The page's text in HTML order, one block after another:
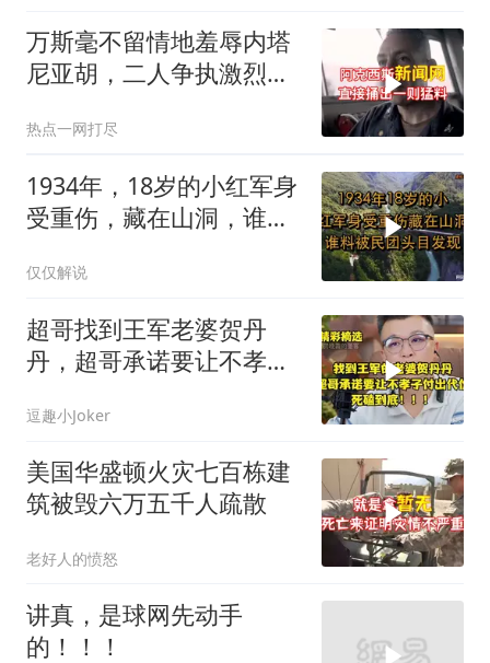
万斯毫不留情地羞辱内塔
尼亚胡，二人争执激烈，
热点一网打尽
1934年，18岁的小红军身
受重伤，藏在山洞，谁料
仅仅解说
超哥找到王军老婆贺丹
丹，超哥承诺要让不孝子
逗趣小Joker
美国华盛顿火灾七百栋建
筑被毁六万五千人疏散
老好人的愤怒
讲真，是球网先动手
的！！！